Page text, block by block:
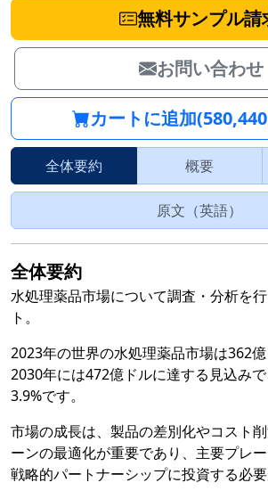
無料サンプル請
お問い合わせ
カートに追加
全体要約 概要
原文（英語）
全体要約
水処理薬品市場について調査・分析を
ト。
2023年の世界の水処理薬品市場は362億
2030年には472億ドルに達する見込み
3.9%です。
市場の成長は、製品の差別化やコスト
ーンの最適化が重要であり、主要プレ
戦略的パートナーシップに投資する必要